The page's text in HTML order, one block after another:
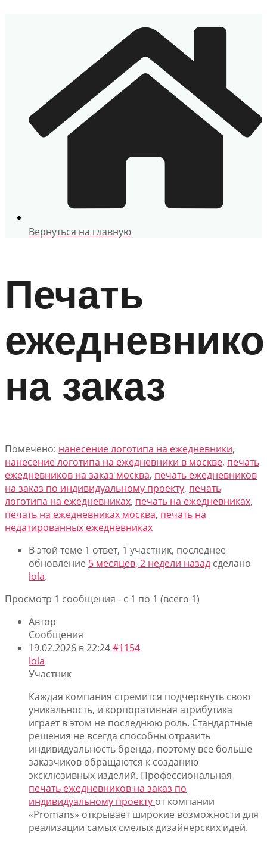
Вернуться на главную
Печать
на заказ
Помечено: нанесение логотипа на ежедневники,
нанесение логотипа на ежедневники в москве, печать
ежедневников на заказ москва, печать ежедневников
на заказ по индивидуальному проекту, печать
логотипа на ежедневниках, печать на ежедневниках,
печать на ежедневниках москва, печать на
недатированных ежедневниках
В этой теме 1 ответ, 1 участник, последнее
обновление 5 месяцев, 2 недели назад сделано
lola.
Просмотр 1 сообщения - с 1 по 1 (всего 1)
Автор
Сообщения
19.02.2026 в 22:24#1154
lola
Участник
Каждая компания стремится подчеркнуть свою
уникальность, и корпоративная атрибутика
играет в этом не последнюю роль. Стандартные
решения не всегда способны отразить
индивидуальность бренда, поэтому все больше
заказчиков обращаются к созданию
эксклюзивных изделий. Профессиональная
печать ежедневников на заказ по
индивидуальному проекту от компании
«Promans» открывает широкие возможности для
реализации самых смелых дизайнерских идей.